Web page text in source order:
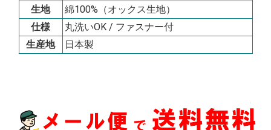
生地
綿100%（オックス生地）
仕様
丸洗いOK / ファスナー付
生産地
日本製